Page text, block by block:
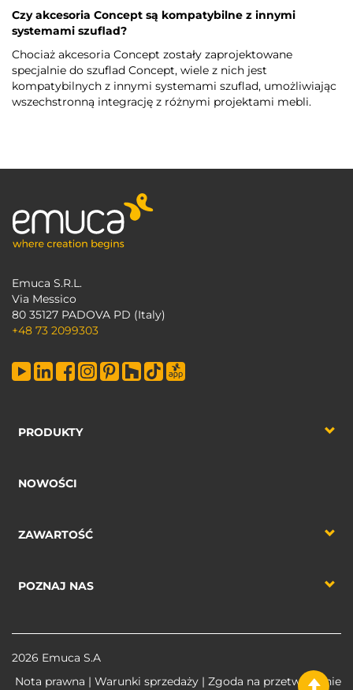
Czy akcesoria Concept są kompatybilne z innymi
systemami szuflad?
Chociaż akcesoria Concept zostały zaprojektowane
specjalnie do szuflad Concept, wiele z nich jest
kompatybilnych z innymi systemami szuflad, umożliwiając
wszechstronną integrację z różnymi projektami mebli.
Emuca S.R.L.
Via Messico
80 35127 PADOVA PD (Italy)
+48 73 2099303
PRODUKTY
NOWOŚCI
ZAWARTOŚĆ
POZNAJ NAS
2026 Emuca S.A
Nota prawna | Warunki sprzedaży | Zgoda na przetworzenie